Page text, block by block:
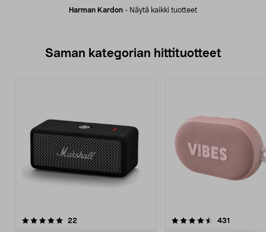
Harman Kardon - Näytä kaikki tuotteet
Saman kategorian hittituotteet
22
4.5 viidestä
431
4.5 viidestä